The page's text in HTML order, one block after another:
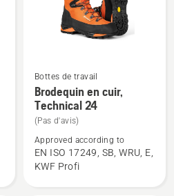
Voir
plus
détails
sur
Brodequin
Bottes de travail
Brodequin en cuir,
Technical 24
(Pas d'avis)
Approved according to
EN ISO 17249, SB, WRU, E,
KWF Profi